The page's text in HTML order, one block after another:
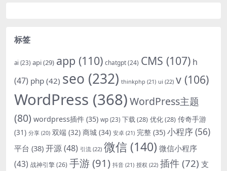
标签
ai (23) api(29) app (110) chatgpt(24) CMS (107) h
(47) php (42) seo (232) thinkphp (21) ui (22) v (106)
WordPress (368)WordPress主题
(80) wordpress插件 (35) wp (23) 下载(28) 优化(28) 传奇手游
(31) 分享 (20) 双端 (32) 商城 (34) 安卓 (21) 完整 (35) 小程序(56)
平台 (38) 开源(48) 引流 (22) 微信 (140) 微信小程序
(43) 战神引擎(26) 手游(91) 抖音 (21) 授权 (22) 插件 (72) 支